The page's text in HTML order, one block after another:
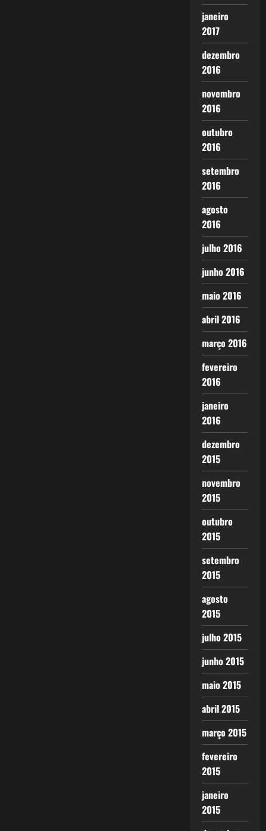
janeiro
2017
dezembro
2016
novembro
2016
outubro
2016
setembro
2016
agosto
2016
julho 2016
junho 2016
maio 2016
abril 2016
março 2016
fevereiro
2016
janeiro
2016
dezembro
2015
novembro
2015
outubro
2015
setembro
2015
agosto
2015
julho 2015
junho 2015
maio 2015
abril 2015
março 2015
fevereiro
2015
janeiro
2015